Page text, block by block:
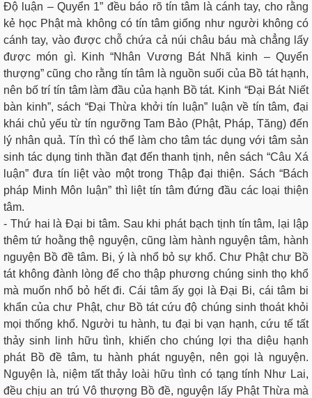
Độ luận – Quyển 1” đều báo rõ tín tâm là cánh tay, cho rằng
kẻ học Phật mà không có tín tâm giống như người không có
cánh tay, vào được chỗ chứa cả núi châu báu mà chẳng lấy
được món gì. Kinh “Nhân Vương Bát Nhã kinh – Quyển
thượng” cũng cho rằng tín tâm là nguồn suối của Bồ tát hạnh,
nên bố trí tín tâm làm đầu của hạnh Bồ tát. Kinh “Đại Bát Niết
bàn kinh”, sách “Đại Thừa khởi tín luận” luận về tín tâm, đại
khái chủ yếu từ tín ngưỡng Tam Bảo (Phật, Pháp, Tăng) đến
lý nhân quả. Tín thì có thể làm cho tâm tác dụng với tâm sản
sinh tác dụng tinh thần đạt đến thanh tịnh, nên sách “Câu Xá
luận” đưa tín liệt vào một trong Thập đại thiện. Sách “Bách
pháp Minh Môn luận” thì liệt tín tâm đứng đầu các loại thiện
tâm.
- Thứ hai là Đại bi tâm. Sau khi phát bạch tịnh tín tâm, lại lập
thêm tứ hoằng thệ nguyện, cũng làm hành nguyện tâm, hành
nguyện Bồ đề tâm. Bi, ý là nhổ bỏ sự khổ. Chư Phật chư Bồ
tát không đành lòng để cho thập phương chúng sinh thọ khổ
mà muốn nhổ bỏ hết đi. Cái tâm ấy gọi là Đại Bi, cái tâm bi
khẩn của chư Phật, chư Bồ tát cứu độ chúng sinh thoát khỏi
mọi thống khổ. Người tu hành, tu đại bi vạn hạnh, cứu tế tất
thảy sinh linh hữu tình, khiến cho chúng lợi tha diệu hạnh
phát Bồ đề tâm, tu hành phát nguyện, nên gọi là nguyện.
Nguyện là, niệm tất thảy loài hữu tình có tạng tính Như Lai,
đều chịu an trú Vô thượng Bồ đề, nguyện lấy Phật Thừa mà